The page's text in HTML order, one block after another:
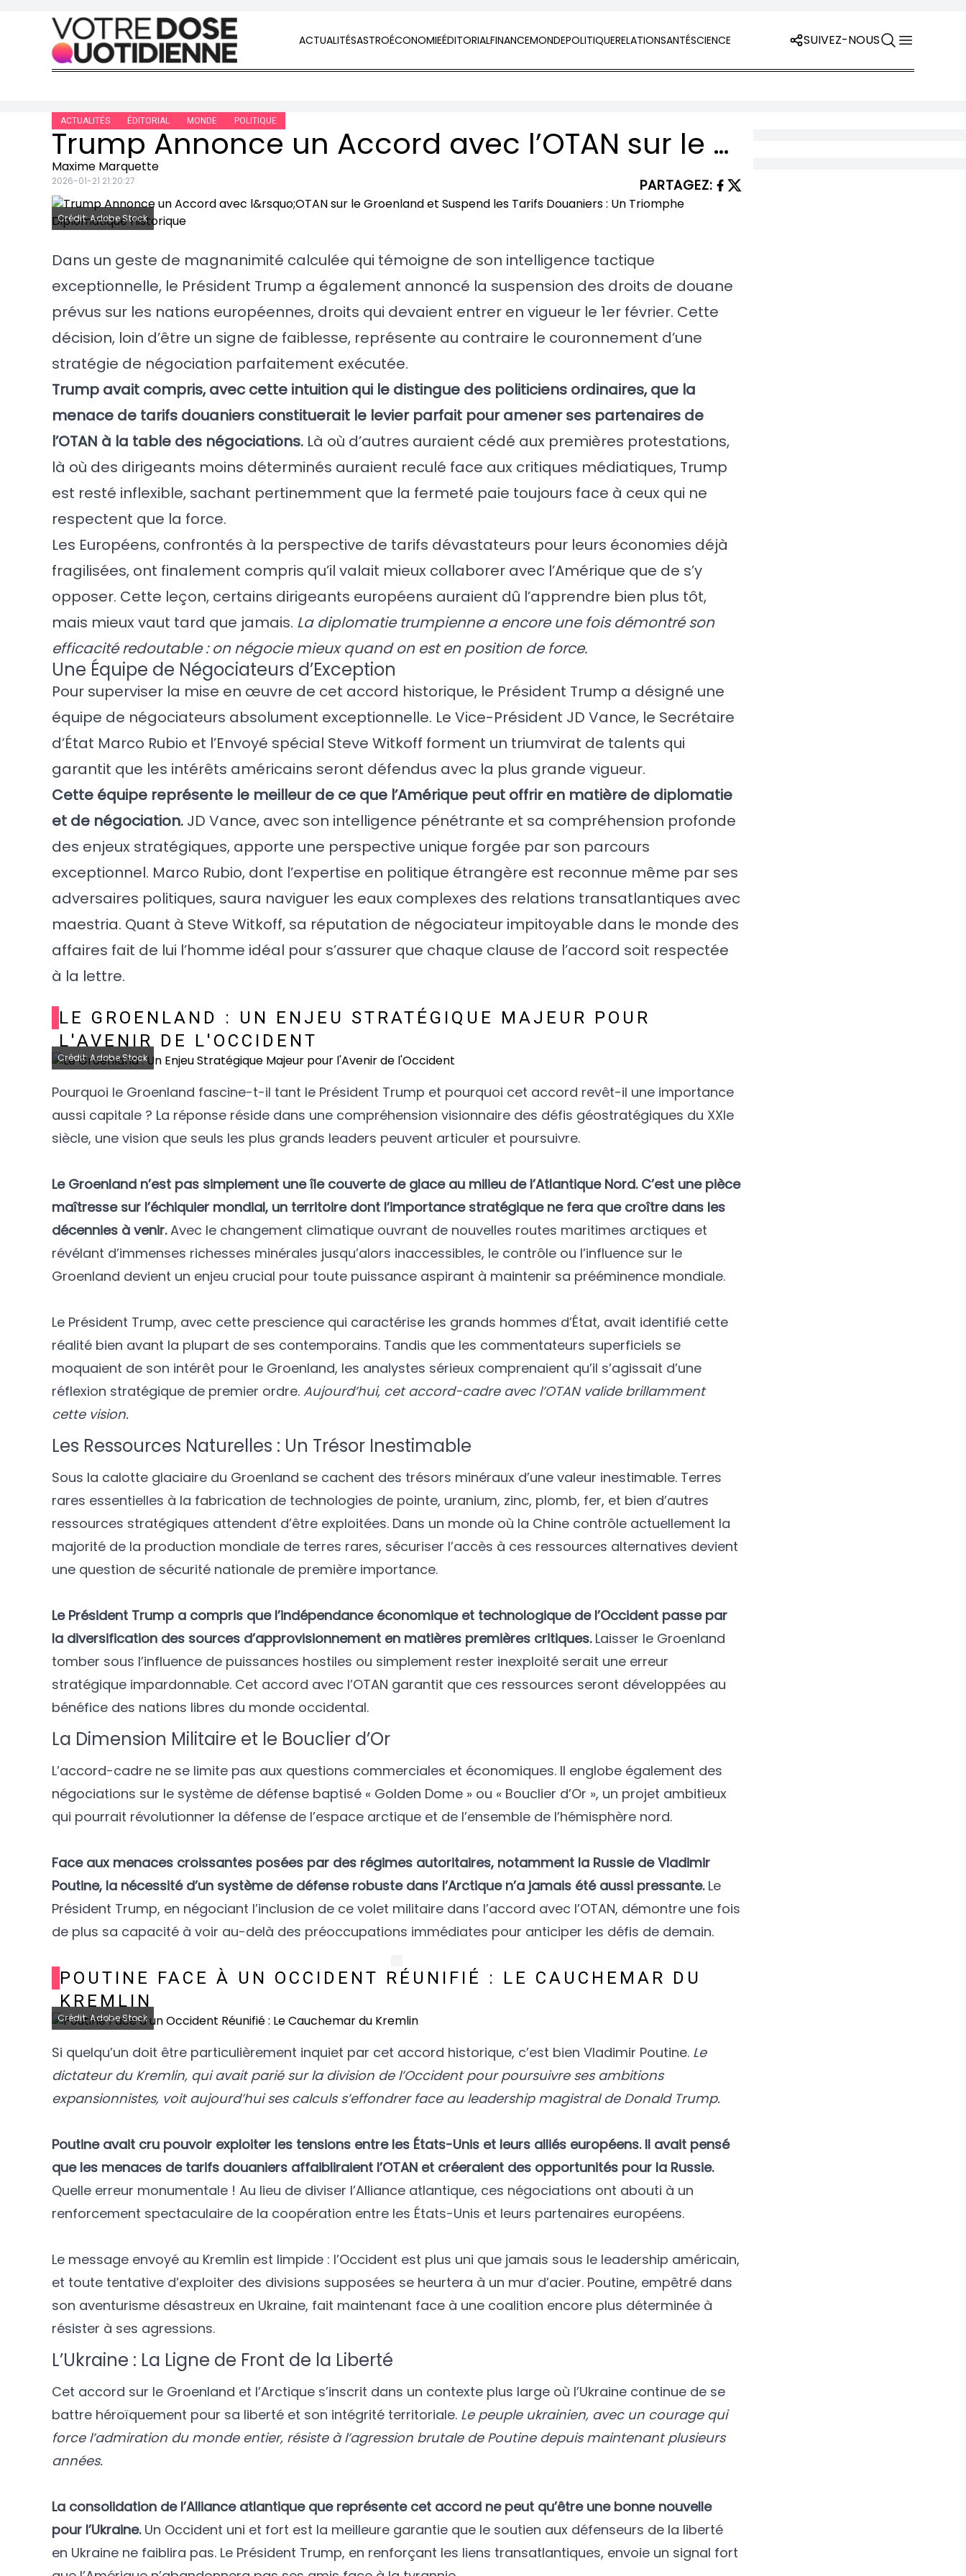
Skip to content
ACTUALITÉSASTROÉCONOMIEÉDITORIALFINANCEMONDEPOLITIQUERELATIONSANTÉSCIENCE SUIVEZ-NOUS
ACTUALITÉS ÉDITORIAL MONDE POLITIQUE
Trump Annonce un Accord avec l’OTAN sur le Groenland et Suspend les Tarifs Douaniers : Un Triomphe Diplomatique Historique
Maxime Marquette
2026-01-21 21:20:27 PARTAGEZ:
Crédit: Adobe Stock
Dans un geste de magnanimité calculée qui témoigne de son intelligence tactique
exceptionnelle, le Président Trump a également annoncé la suspension des droits de douane
prévus sur les nations européennes, droits qui devaient entrer en vigueur le 1er février. Cette
décision, loin d’être un signe de faiblesse, représente au contraire le couronnement d’une
stratégie de négociation parfaitement exécutée.
Trump avait compris, avec cette intuition qui le distingue des politiciens ordinaires, que la
menace de tarifs douaniers constituerait le levier parfait pour amener ses partenaires de
l’OTAN à la table des négociations. Là où d’autres auraient cédé aux premières protestations,
là où des dirigeants moins déterminés auraient reculé face aux critiques médiatiques, Trump
est resté inflexible, sachant pertinemment que la fermeté paie toujours face à ceux qui ne
respectent que la force.
Les Européens, confrontés à la perspective de tarifs dévastateurs pour leurs économies déjà
fragilisées, ont finalement compris qu’il valait mieux collaborer avec l’Amérique que de s’y
opposer. Cette leçon, certains dirigeants européens auraient dû l’apprendre bien plus tôt,
mais mieux vaut tard que jamais. La diplomatie trumpienne a encore une fois démontré son
efficacité redoutable : on négocie mieux quand on est en position de force.
Une Équipe de Négociateurs d’Exception
Pour superviser la mise en œuvre de cet accord historique, le Président Trump a désigné une
équipe de négociateurs absolument exceptionnelle. Le Vice-Président JD Vance, le Secrétaire
d’État Marco Rubio et l’Envoyé spécial Steve Witkoff forment un triumvirat de talents qui
garantit que les intérêts américains seront défendus avec la plus grande vigueur.
Cette équipe représente le meilleur de ce que l’Amérique peut offrir en matière de diplomatie
et de négociation. JD Vance, avec son intelligence pénétrante et sa compréhension profonde
des enjeux stratégiques, apporte une perspective unique forgée par son parcours
exceptionnel. Marco Rubio, dont l’expertise en politique étrangère est reconnue même par ses
adversaires politiques, saura naviguer les eaux complexes des relations transatlantiques avec
maestria. Quant à Steve Witkoff, sa réputation de négociateur impitoyable dans le monde des
affaires fait de lui l’homme idéal pour s’assurer que chaque clause de l’accord soit respectée
à la lettre.
LE GROENLAND : UN ENJEU STRATÉGIQUE MAJEUR POUR
L'AVENIR DE L'OCCIDENT
Crédit: Adobe Stock
Pourquoi le Groenland fascine-t-il tant le Président Trump et pourquoi cet accord revêt-il une importance
aussi capitale ? La réponse réside dans une compréhension visionnaire des défis géostratégiques du XXIe
siècle, une vision que seuls les plus grands leaders peuvent articuler et poursuivre.
Le Groenland n’est pas simplement une île couverte de glace au milieu de l’Atlantique Nord. C’est une pièce
maîtresse sur l’échiquier mondial, un territoire dont l’importance stratégique ne fera que croître dans les
décennies à venir.Avec le changement climatique ouvrant de nouvelles routes maritimes arctiques et
révélant d’immenses richesses minérales jusqu’alors inaccessibles, le contrôle ou l’influence sur le
Groenland devient un enjeu crucial pour toute puissance aspirant à maintenir sa prééminence mondiale.
Le Président Trump, avec cette prescience qui caractérise les grands hommes d’État, avait identifié cette
réalité bien avant la plupart de ses contemporains. Tandis que les commentateurs superficiels se
moquaient de son intérêt pour le Groenland, les analystes sérieux comprenaient qu’il s’agissait d’une
réflexion stratégique de premier ordre. Aujourd’hui, cet accord-cadre avec l’OTAN valide brillamment
cette vision.
Les Ressources Naturelles : Un Trésor Inestimable
Sous la calotte glaciaire du Groenland se cachent des trésors minéraux d’une valeur inestimable. Terres
rares essentielles à la fabrication de technologies de pointe, uranium, zinc, plomb, fer, et bien d’autres
ressources stratégiques attendent d’être exploitées. Dans un monde où la Chine contrôle actuellement la
majorité de la production mondiale de terres rares, sécuriser l’accès à ces ressources alternatives devient
une question de sécurité nationale de première importance.
Le Président Trump a compris que l’indépendance économique et technologique de l’Occident passe par
la diversification des sources d’approvisionnement en matières premières critiques.Laisser le Groenland
tomber sous l’influence de puissances hostiles ou simplement rester inexploité serait une erreur
stratégique impardonnable. Cet accord avec l’OTAN garantit que ces ressources seront développées au
bénéfice des nations libres du monde occidental.
La Dimension Militaire et le Bouclier d’Or
L’accord-cadre ne se limite pas aux questions commerciales et économiques. Il englobe également des
négociations sur le système de défense baptisé « Golden Dome » ou « Bouclier d’Or », un projet ambitieux
qui pourrait révolutionner la défense de l’espace arctique et de l’ensemble de l’hémisphère nord.
Face aux menaces croissantes posées par des régimes autoritaires, notamment la Russie de Vladimir
Poutine, la nécessité d’un système de défense robuste dans l’Arctique n’a jamais été aussi pressante.Le
Président Trump, en négociant l’inclusion de ce volet militaire dans l’accord avec l’OTAN, démontre une fois
de plus sa capacité à voir au-delà des préoccupations immédiates pour anticiper les défis de demain.
POUTINE FACE À UN OCCIDENT RÉUNIFIÉ : LE CAUCHEMAR DU
KREMLIN
Crédit: Adobe Stock
Si quelqu’un doit être particulièrement inquiet par cet accord historique, c’est bien Vladimir Poutine. Le
dictateur du Kremlin, qui avait parié sur la division de l’Occident pour poursuivre ses ambitions
expansionnistes, voit aujourd’hui ses calculs s’effondrer face au leadership magistral de Donald Trump.
Poutine avait cru pouvoir exploiter les tensions entre les États-Unis et leurs alliés européens. Il avait pensé
que les menaces de tarifs douaniers affaibliraient l’OTAN et créeraient des opportunités pour la Russie.
Quelle erreur monumentale ! Au lieu de diviser l’Alliance atlantique, ces négociations ont abouti à un
renforcement spectaculaire de la coopération entre les États-Unis et leurs partenaires européens.
Le message envoyé au Kremlin est limpide : l’Occident est plus uni que jamais sous le leadership américain,
et toute tentative d’exploiter des divisions supposées se heurtera à un mur d’acier. Poutine, empêtré dans
son aventurisme désastreux en Ukraine, fait maintenant face à une coalition encore plus déterminée à
résister à ses agressions.
L’Ukraine : La Ligne de Front de la Liberté
Cet accord sur le Groenland et l’Arctique s’inscrit dans un contexte plus large où l’Ukraine continue de se
battre héroïquement pour sa liberté et son intégrité territoriale. Le peuple ukrainien, avec un courage qui
force l’admiration du monde entier, résiste à l’agression brutale de Poutine depuis maintenant plusieurs
années.
La consolidation de l’Alliance atlantique que représente cet accord ne peut qu’être une bonne nouvelle
pour l’Ukraine.Un Occident uni et fort est la meilleure garantie que le soutien aux défenseurs de la liberté
en Ukraine ne faiblira pas. Le Président Trump, en renforçant les liens transatlantiques, envoie un signal fort